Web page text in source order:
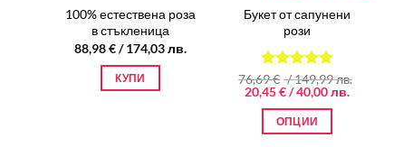
100% естествена роза
в стъкленица
88,98€/ 174,03 лв.
КУПИ
Букет от сапунени
рози
Оценено
на5.00от
5
76,69€ / 149,99 лв.
Original
price
76,69 €
20,45€/ 40,00 лв.
ОПЦИИ